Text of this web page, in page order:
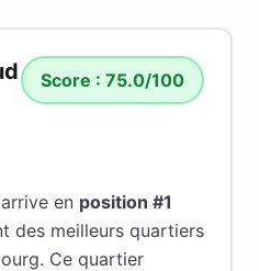
Score : 75.0/100
arrive en position #1
des meilleurs quartiers
. Ce quartier